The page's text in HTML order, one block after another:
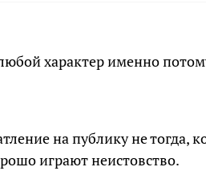
характер именно
на публику не тогда,
играют неистовство.